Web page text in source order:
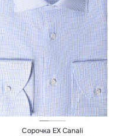
Сорочка EX Canali